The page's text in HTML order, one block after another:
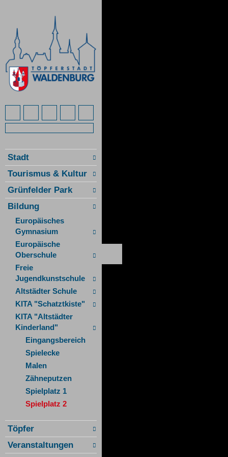
Stadt
Tourismus & Kultur
Grünfelder Park
Bildung
Europäisches
Gymnasium
Europäische
Oberschule
Freie
Jugendkunstschule
Altstädter Schule
KITA "Schatztkiste"
KITA "Altstädter
Kinderland"
Eingangsbereich
Spielecke
Malen
Zähneputzen
Spielplatz 1
Spielplatz 2
Töpfer
Veranstaltungen